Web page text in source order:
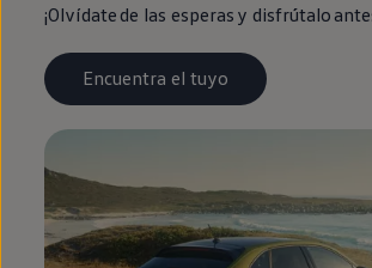
¡Olvídate de las esperas y disfrútalo
Encuentra el tuyo